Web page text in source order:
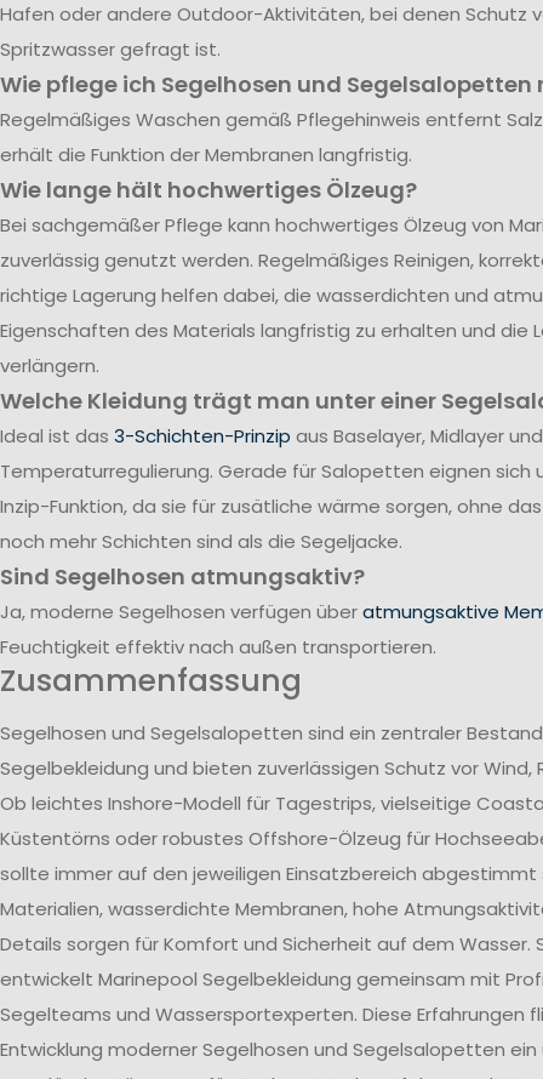
Hafen oder andere Outdoor-Aktivitäten, bei denen Schutz
Spritzwasser gefragt ist.
Wie pflege ich Segelhosen und Segelsalopetten
Regelmäßiges Waschen gemäß Pflegehinweis entfernt
erhält die Funktion der Membranen langfristig.
Wie lange hält hochwertiges Ölzeug?
Bei sachgemäßer Pflege kann hochwertiges Ölzeug von
zuverlässig genutzt werden. Regelmäßiges Reinigen,
richtige Lagerung helfen dabei, die wasserdichten und
Eigenschaften des Materials langfristig zu erhalten und die
verlängern.
Welche Kleidung trägt man unter einer
Ideal ist das 3-Schichten-Prinzip aus Baselayer, Midlayer
Temperaturregulierung. Gerade für Salopetten eignen sich
Inzip-Funktion, da sie für zusätliche wärme sorgen, ohne
noch mehr Schichten sind als die Segeljacke.
Sind Segelhosen atmungsaktiv?
Ja, moderne Segelhosen verfügen überatmungsaktive
Feuchtigkeit effektiv nach außen transportieren.
Zusammenfassung
Segelhosen und Segelsalopetten sind ein zentraler
Segelbekleidung und bieten zuverlässigen Schutz vor Wind,
Ob leichtes Inshore-Modell für Tagestrips, vielseitige
Küstentörns oder robustes Offshore-Ölzeug für
sollte immer auf den jeweiligen Einsatzbereich abgestimmt
Materialien, wasserdichte Membranen, hohe
Details sorgen für Komfort und Sicherheit auf dem Wasser.
entwickelt Marinepool Segelbekleidung gemeinsam mit
Segelteams und Wassersportexperten. Diese Erfahrungen
Entwicklung moderner Segelhosen und Segelsalopetten